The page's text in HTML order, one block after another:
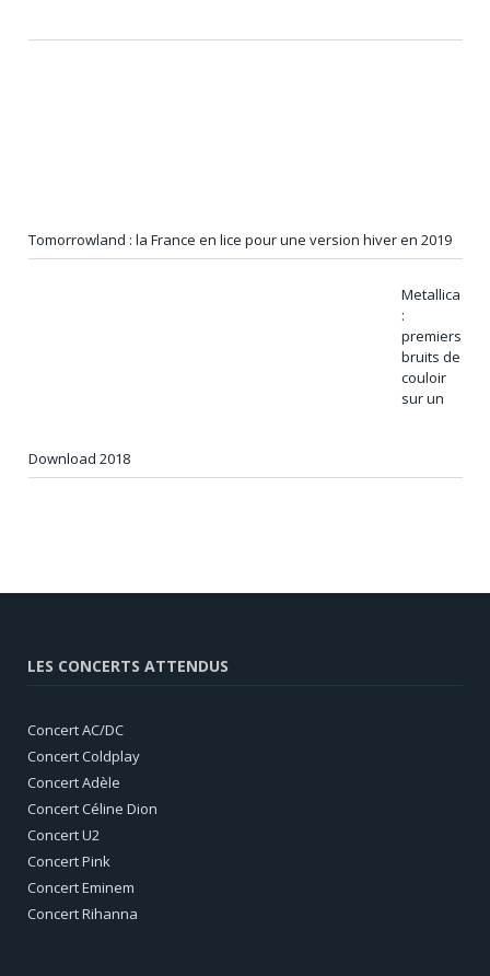
Tomorrowland : la France en lice pour une version hiver en 2019
Metallica
:
premiers
bruits de
couloir
sur un
Download 2018
LES CONCERTS ATTENDUS
Concert AC/DC
Concert Coldplay
Concert Adèle
Concert Céline Dion
Concert U2
Concert Pink
Concert Eminem
Concert Rihanna